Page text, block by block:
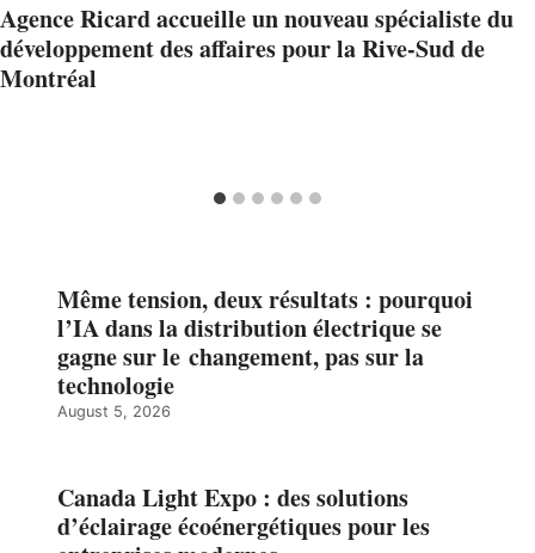
Agence Ricard accueille un nouveau spécialiste du
développement des affaires pour la Rive-Sud de
Montréal
Même tension, deux résultats : pourquoi
l’IA dans la distribution électrique se
gagne sur le changement, pas sur la
technologie
August 5, 2026
Canada Light Expo : des solutions
d’éclairage écoénergétiques pour les